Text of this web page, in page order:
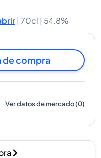
| 70cl | 54.8%
de compra
Ver datos de mercado(0)